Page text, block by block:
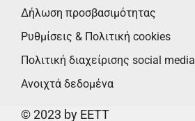
Δήλωση προσβασιμότητας
Ρυθμίσεις & Πολιτική cookies
Πολιτική διαχείρισης social media
Ανοιχτά δεδομένα
© 2023 by EETT